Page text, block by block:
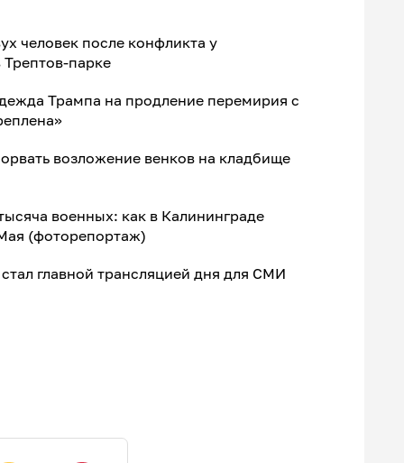
человек после конфликта у
парке
Трампа на продление перемирия с
возложение венков на кладбище
военных: как в Калининграде
(фоторепортаж)
главной трансляцией дня для СМИ